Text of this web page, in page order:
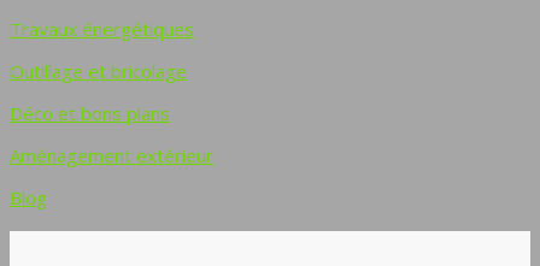
Travaux énergétiques
Outillage et bricolage
Déco et bons plans
Aménagement extérieur
Blog